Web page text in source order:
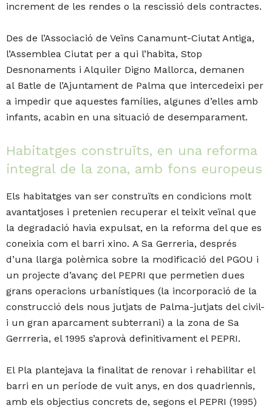
increment de les rendes o la rescissió dels contractes.
Des de l’Associació de Veïns Canamunt-Ciutat Antiga,
l’Assemblea Ciutat per a qui l’habita, Stop
Desnonaments i Alquiler Digno Mallorca, demanen
al Batle de l’Ajuntament de Palma que intercedeixi per
a impedir que aquestes famílies, algunes d’elles amb
infants, acabin en una situació de desemparament.
Habitatges construïts, en una reforma
integral de la zona, amb fons europeus
Els habitatges van ser construïts en condicions molt
avantatjoses i pretenien recuperar el teixit veïnal que
la degradació havia expulsat, en la reforma del que es
coneixia com el barri xino. A Sa Gerreria, després
d’una llarga polèmica sobre la modificació del PGOU i
un projecte d’avanç del PEPRI que permetien dues
grans operacions urbanístiques (la incorporació de la
construcció dels nous jutjats de Palma-jutjats del civil-
i un gran aparcament subterrani) a la zona de Sa
Gerrreria, el 1995 s’aprovà definitivament el PEPRI.
El Pla plantejava la finalitat de renovar i rehabilitar el
barri en un període de vuit anys, en dos quadriennis,
amb els objectius concrets de, segons el PEPRI (1995)